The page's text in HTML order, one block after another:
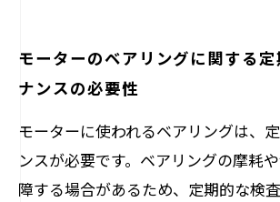
モーターのベアリングに関する
ナンスの必要性
モーターに使われるベアリングは、
ンスが必要です。ベアリングの摩耗
障する場合があるため、定期的な検